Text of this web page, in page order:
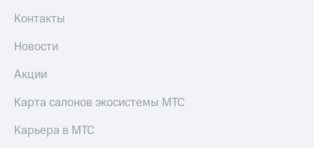
Контакты
Новости
Акции
Карта салонов экосистемы МТС
Карьера в МТС